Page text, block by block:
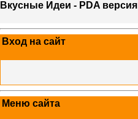
Вкусные Идеи - PDA версия
Вход на сайт
Меню сайта